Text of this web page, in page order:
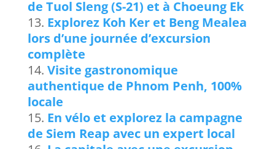
de Tuol Sleng (S-21) et à Choeung Ek
Explorez Koh Ker et Beng Mealea
lors d’une journée d’excursion
complète
Visite gastronomique
authentique de Phnom Penh, 100%
locale
En vélo et explorez la campagne
de Siem Reap avec un expert local